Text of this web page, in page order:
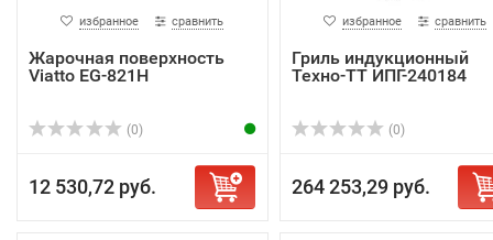
избранное сравнить
Жарочная поверхность
Viatto EG-821H
(0)
12 530,72 руб.
избранное сравнить
Гриль индукционный
Техно-ТТ ИПГ-240184
(0)
264 253,29 руб.